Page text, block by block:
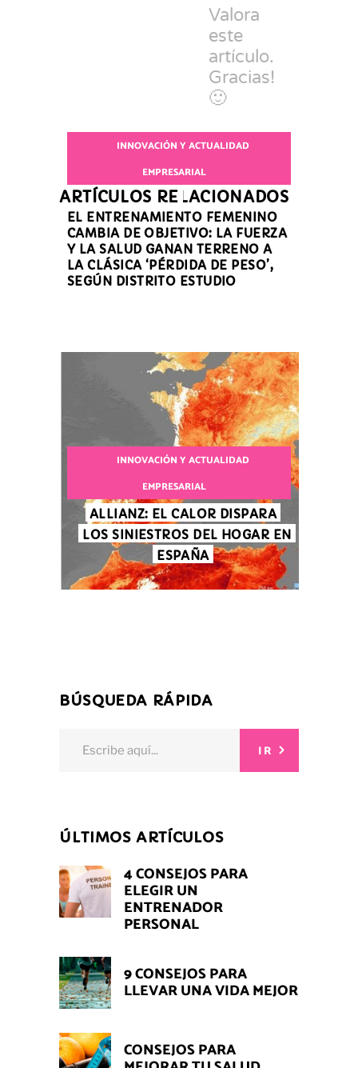
Valora
este
artículo.
Gracias!
🙂
ARTÍCULOS RELACIONADOS
INNOVACIÓN Y ACTUALIDAD
EMPRESARIAL
EL ENTRENAMIENTO FEMENINO
CAMBIA DE OBJETIVO: LA FUERZA
Y LA SALUD GANAN TERRENO A
LA CLÁSICA ‘PÉRDIDA DE PESO’,
SEGÚN DISTRITO ESTUDIO
INNOVACIÓN Y ACTUALIDAD
EMPRESARIAL
ALLIANZ: EL CALOR DISPARA
LOS SINIESTROS DEL HOGAR EN
ESPAÑA
BÚSQUEDA RÁPIDA
IR
ÚLTIMOS ARTÍCULOS
4 CONSEJOS PARA
ELEGIR UN
ENTRENADOR
PERSONAL
9 CONSEJOS PARA
LLEVAR UNA VIDA MEJOR
CONSEJOS PARA